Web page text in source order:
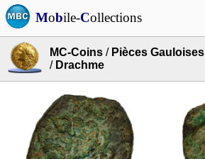
Mobile-Collections
MC-Coins / Pièces Gauloises
/ Drachme